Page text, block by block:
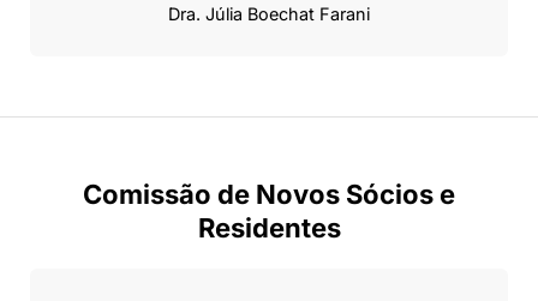
Dra. Júlia Boechat Farani
Comissão de Novos Sócios e
Residentes